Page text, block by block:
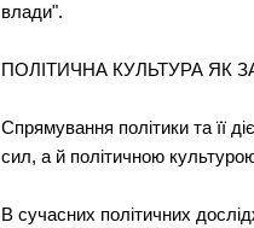
влади".
ПОЛІТИЧНА КУЛЬТУРА ЯК
Спрямування політики та її
сил, а й політичною
В сучасних політичних